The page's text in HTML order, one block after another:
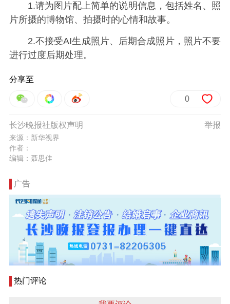
1.请为图片配上简单的说明信息，包括姓名、照
片所摄的博物馆、拍摄时的心情和故事。
2.不接受AI生成照片、后期合成照片，照片不要
进行过度后期处理。
分享至
0
举报
长沙晚报社版权声明
来源：新华视界
作者：
编辑：聂思佳
广告
热门评论